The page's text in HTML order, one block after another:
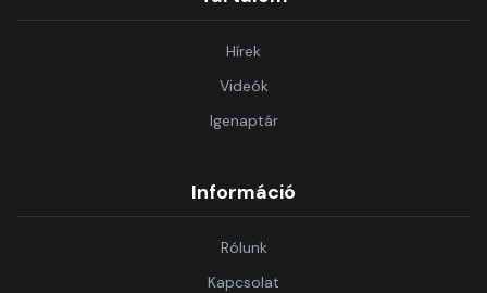
Hírek
Videók
Igenaptár
Információ
Rólunk
Kapcsolat